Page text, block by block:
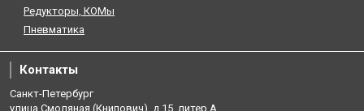
Редукторы, КОМы
Пневматика
Контакты
Санкт-Петербург
улица Смоляная (Книпович), д.15, литер А.